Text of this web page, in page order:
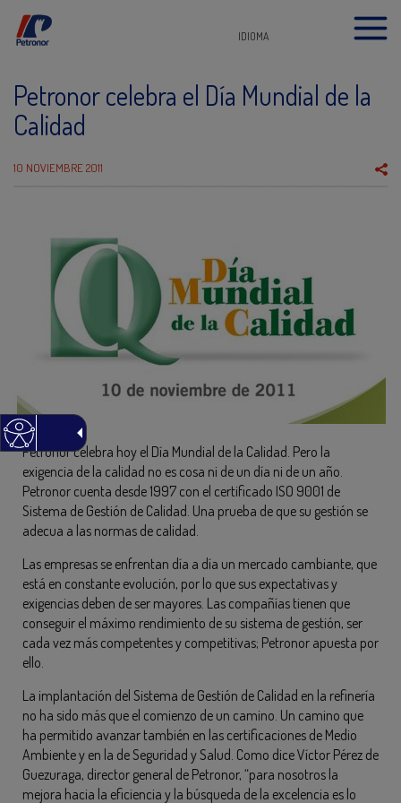
IDIOMA
Petronor celebra el Día Mundial de la
Calidad
10 NOVIEMBRE 2011
Petronor celebra hoy el Día Mundial de la Calidad. Pero la
exigencia de la calidad no es cosa ni de un día ni de un año.
Petronor cuenta desde 1997 con el certificado ISO 9001 de
Sistema de Gestión de Calidad. Una prueba de que su gestión se
adecua a las normas de calidad.
Las empresas se enfrentan día a día un mercado cambiante, que
está en constante evolución, por lo que sus expectativas y
exigencias deben de ser mayores. Las compañías tienen que
conseguir el máximo rendimiento de su sistema de gestión, ser
cada vez más competentes y competitivas; Petronor apuesta por
ello.
La implantación del Sistema de Gestión de Calidad en la refinería
no ha sido más que el comienzo de un camino. Un camino que
ha permitido avanzar también en las certificaciones de Medio
Ambiente y en la de Seguridad y Salud. Como dice Víctor Pérez de
Guezuraga, director general de Petronor, “para nosotros la
mejora hacia la eficiencia y la búsqueda de la excelencia es lo